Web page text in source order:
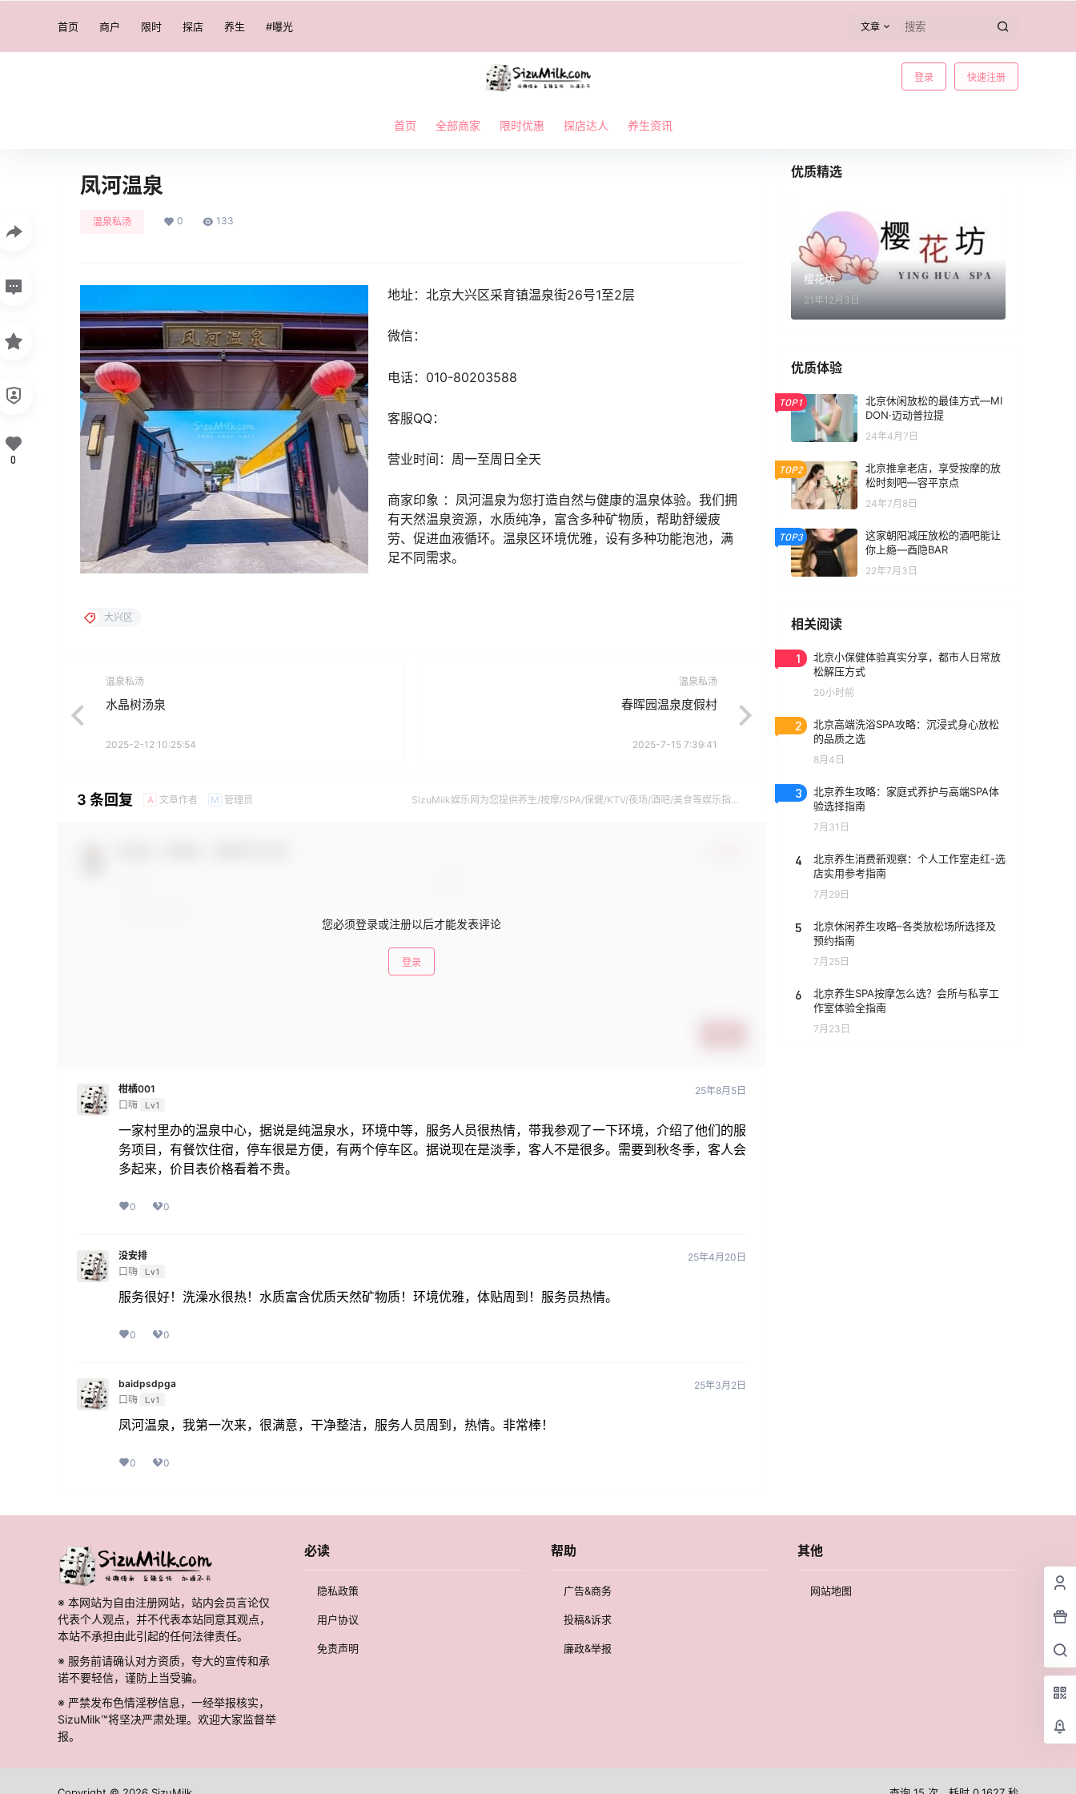
首页 商户 限时 探店 养生 #曝光 文章
登录 快速注册
首页 全部商家 限时优惠 探店达人 养生资讯
凤河温泉
温泉私汤 0 133
地址：北京大兴区采育镇温泉街26号1至2层
微信：
电话： 010-80203588
客服QQ：
营业时间： 周一至周日全天
商家印象 ：凤河温泉为您打造自然与健康的温泉体验。我们拥
有天然温泉资源，水质纯净，富含多种矿物质，帮助舒缓疲
劳、促进血液循环。温泉区环境优雅，设有多种功能泡池，满
足不同需求。
0
大兴区
温泉私汤
水晶树汤泉
2025-2-12 10:25:54
温泉私汤
春晖园温泉度假村
2025-7-15 7:39:41
3 条回复 A 文章作者 M 管理员
SizuMilk娱乐网为您提供养生/按摩/SPA/保健/KTV/夜场/酒吧/美食等娱乐指
您必须登录或注册以后才能发表评论
登录
柑橘001
口嗨 Lv1
25年8月5日
一家村里办的温泉中心，据说是纯温泉水，环境中等，服务人员很热情，带我参观了一下环境，介绍了他们的服
务项目，有餐饮住宿，停车很是方便，有两个停车区。据说现在是淡季，客人不是很多。需要到秋冬季，客人会
多起来，价目表价格看着不贵。
0 0
没安排
口嗨 Lv1
25年4月20日
服务很好！洗澡水很热！水质富含优质天然矿物质！环境优雅，体贴周到！服务员热情。
0 0
baidpsdpga
口嗨 Lv1
25年3月2日
凤河温泉，我第一次来，很满意，干净整洁，服务人员周到，热情。非常棒！
0 0
优质精选
樱花坊
21年12月3日
优质体验
TOP1
北京休闲放松的最佳方式—MI
DON·迈动普拉提
24年4月7日
TOP2
北京推拿老店，享受按摩的放
松时刻吧—容平京点
24年7月8日
TOP3
这家朝阳减压放松的酒吧能让
你上瘾—酉隐BAR
22年7月3日
相关阅读
1
北京小保健体验真实分享，都市人日常放
松解压方式
20小时前
2
北京高端洗浴SPA攻略：沉浸式身心放松
的品质之选
8月4日
3
北京养生攻略：家庭式养护与高端SPA体
验选择指南
7月31日
4
北京养生消费新观察：个人工作室走红-选
店实用参考指南
7月29日
5
北京休闲养生攻略–各类放松场所选择及
预约指南
7月25日
6
北京养生SPA按摩怎么选？会所与私享工
作室体验全指南
7月23日
※ 本网站为自由注册网站，站内会员言论仅
代表个人观点，并不代表本站同意其观点，
本站不承担由此引起的任何法律责任。
※ 服务前请确认对方资质，夸大的宣传和承
诺不要轻信，谨防上当受骗。
※ 严禁发布色情淫秽信息，一经举报核实，
SizuMilk™将坚决严肃处理。欢迎大家监督举
报。
必读
隐私政策
用户协议
免责声明
帮助
广告&商务
投稿&诉求
廉政&举报
其他
网站地图